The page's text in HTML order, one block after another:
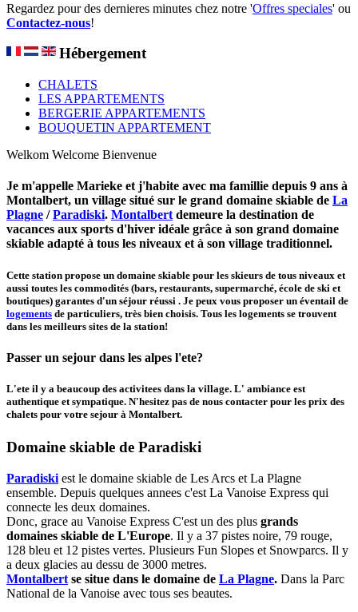
Regardez pour des dernieres minutes chez notre 'Offres speciales' ou
Contactez-nous!
Hébergement
CHALETS
LES APPARTEMENTS
BERGERIE APPARTEMENTS
BOUQUETIN APPARTEMENT
Welkom Welcome Bienvenue
Je m'appelle Marieke et j'habite avec ma famillie depuis 9 ans à
Montalbert, un village situé sur le grand domaine skiable de La
Plagne /Paradiski. Montalbert demeure la destination de
vacances aux sports d'hiver idéale grâce à son grand domaine
skiable adapté à tous les niveaux et à son village traditionnel.
Cette station propose un domaine skiable pour les skieurs de tous niveaux et
aussi toutes les commodités (bars, restaurants, supermarché, école de ski et
boutiques) garantes d'un séjour réussi . Je peux vous proposer un éventail de
logements de particuliers, très bien choisis. Tous les logements se trouvent
dans les meilleurs sites de la station!
Passer un sejour dans les alpes l'ete?
L'ete il y a beaucoup des activitees dans la village. L' ambiance est
authentique et sympatique. N'hesitez pas de nous contacter pour les prix des
chalets pour votre sejour à Montalbert.
Domaine skiable de Paradiski
Paradiski est le domaine skiable de Les Arcs et La Plagne
ensemble. Depuis quelques annees c'est La Vanoise Express qui
connecte les deux domaines.
Donc, grace au Vanoise Express C'est un des plus grands
domaines skiable de L'Europe. Il y a 37 pistes noire, 79 rouge,
128 bleu et 12 pistes vertes. Plusieurs Fun Slopes et Snowparcs. Il y
a deux glacies au dessu de 3000 metres.
Montalbert se situe dans le domaine de La Plagne. Dans la Parc
National de la Vanoise avec tous ses beautes.